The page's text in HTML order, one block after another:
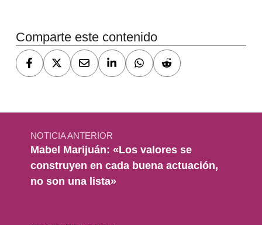
Comparte este contenido
Navegación de entradas
NOTICIA ANTERIOR
Mabel Marijuán: «Los valores se
construyen en cada buena actuación,
no son una lista»